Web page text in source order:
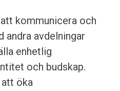
kommunicera och
andra avdelningar
enhetlig
och budskap.
öka